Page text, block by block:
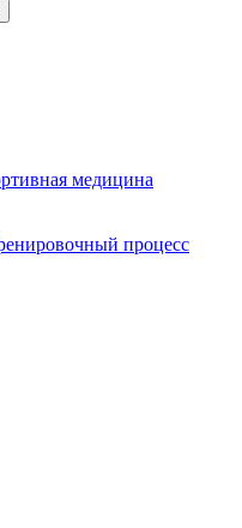
медицина
процесс